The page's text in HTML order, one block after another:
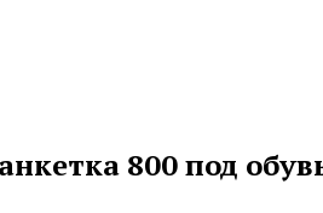
800 под